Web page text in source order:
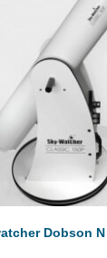
Dobson